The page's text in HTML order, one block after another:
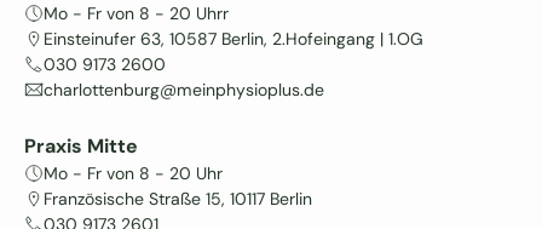
Mo - Fr von 8 - 20 Uhrr
Einsteinufer 63, 10587 Berlin, 2.Hofeingang | 1.OG
030 9173 2600
charlottenburg@meinphysioplus.de
Praxis Mitte
Mo - Fr von 8 - 20 Uhr
Französische Straße 15, 10117 Berlin
030 9173 2601